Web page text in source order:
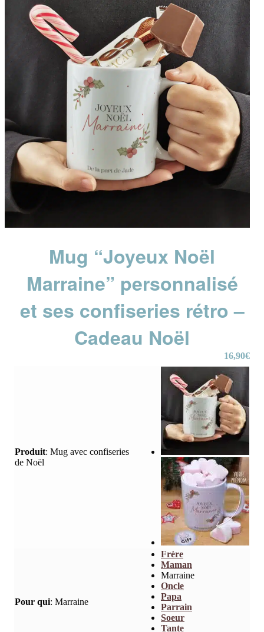
Mug “Joyeux Noël
Marraine” personnalisé
et ses confiseries rétro –
Cadeau Noël
16,90€
Produit: Mug avec confiseries
de Noël
Pour qui: Marraine
Frère
Maman
Marraine
Oncle
Papa
Parrain
Soeur
Tante